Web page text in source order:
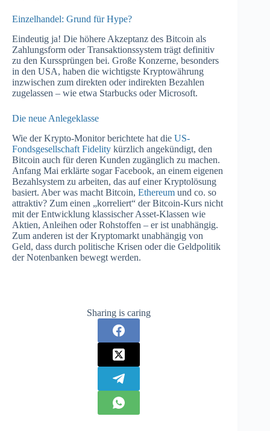
Einzelhandel: Grund für Hype?
Eindeutig ja! Die höhere Akzeptanz des Bitcoin als
Zahlungsform oder Transaktionssystem trägt definitiv
zu den Kurssprüngen bei. Große Konzerne, besonders
in den USA, haben die wichtigste Kryptowährung
inzwischen zum direkten oder indirekten Bezahlen
zugelassen – wie etwa Starbucks oder Microsoft.
Die neue Anlegeklasse
Wie der Krypto-Monitor berichtete hat die US-
Fondsgesellschaft Fidelity kürzlich angekündigt, den
Bitcoin auch für deren Kunden zugänglich zu machen.
Anfang Mai erklärte sogar Facebook, an einem eigenen
Bezahlsystem zu arbeiten, das auf einer Kryptolösung
basiert. Aber was macht Bitcoin, Ethereum und co. so
attraktiv? Zum einen „korreliert“ der Bitcoin-Kurs nicht
mit der Entwicklung klassischer Asset-Klassen wie
Aktien, Anleihen oder Rohstoffen – er ist unabhängig.
Zum anderen ist der Kryptomarkt unabhängig von
Geld, dass durch politische Krisen oder die Geldpolitik
der Notenbanken bewegt werden.
Sharing is caring